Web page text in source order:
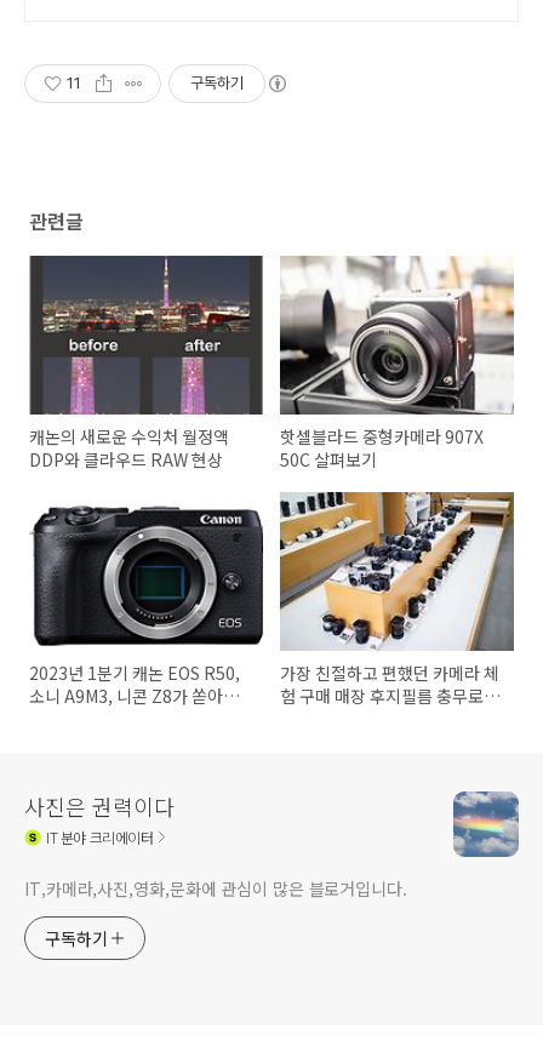
11 구독하기
관련글
캐논의 새로운 수익처 월정액
DDP와 클라우드 RAW 현상
핫셀블라드 중형카메라 907X
50C 살펴보기
2023년 1분기 캐논 EOS R50,
소니 A9M3, 니콘 Z8가 쏟아져
가장 친절하고 편했던 카메라 체
험 구매 매장 후지필름 충무로점
사진은 권력이다
IT분야 크리에이터
IT,카메라,사진,영화,문화에 관심이 많은 블로거입니다.
구독하기